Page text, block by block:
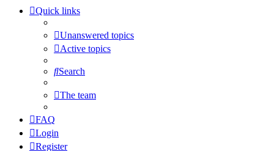
Quick links
Unanswered topics
Active topics
Search
The team
FAQ
Login
Register